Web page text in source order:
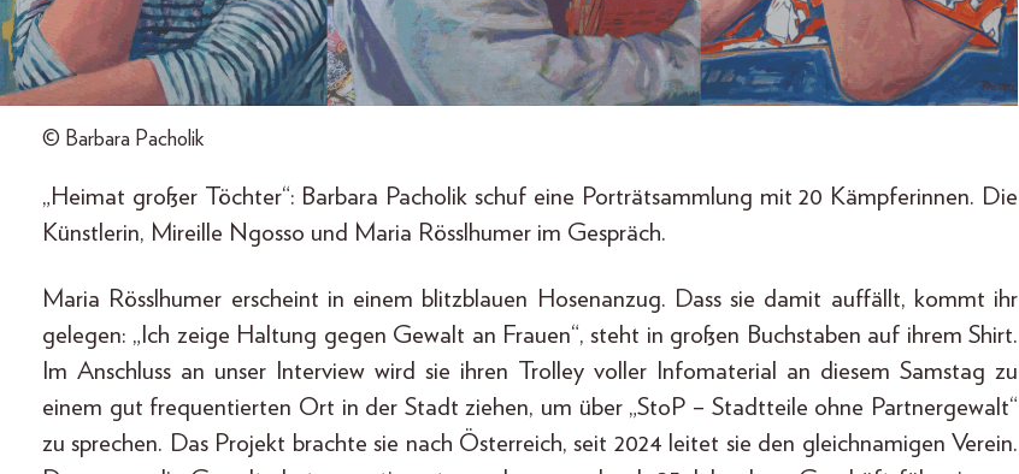
© Barbara Pacholik
„Heimat großer Töchter“: Barbara Pacholik schuf eine Porträtsammlung mit 20 Kämpferinnen. Die
Künstlerin, Mireille Ngosso und Maria Rösslhumer im Gespräch.
Maria Rösslhumer erscheint in einem blitzblauen Hosenanzug. Dass sie damit auffällt, kommt ihr
gelegen: „Ich zeige Haltung gegen Gewalt an Frauen“, steht in großen Buchstaben auf ihrem Shirt.
Im Anschluss an unser Interview wird sie ihren Trolley voller Infomaterial an diesem Samstag zu
einem gut frequentierten Ort in der Stadt ziehen, um über „StoP – Stadtteile ohne Partnergewalt“
zu sprechen. Das Projekt brachte sie nach Österreich, seit 2024 leitet sie den gleichnamigen Verein.